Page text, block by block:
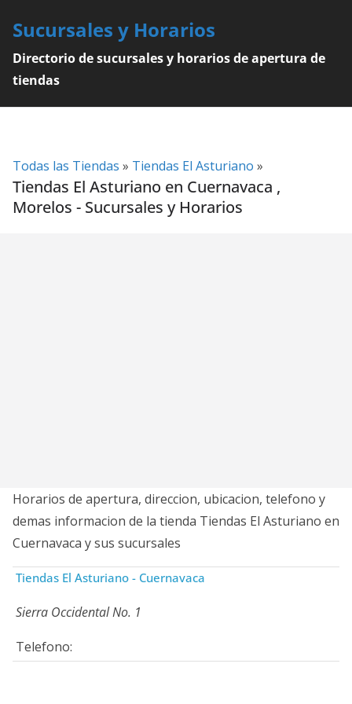
content
Sucursales y Horarios
Directorio de sucursales y horarios de apertura de
tiendas
Todas las Tiendas » Tiendas El Asturiano »
Tiendas El Asturiano en Cuernavaca ,
Morelos - Sucursales y Horarios
Horarios de apertura, direccion, ubicacion, telefono y
demas informacion de la tienda Tiendas El Asturiano en
Cuernavaca y sus sucursales
Tiendas El Asturiano - Cuernavaca
Sierra Occidental No. 1
Telefono: